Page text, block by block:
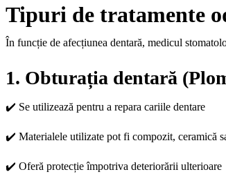
Tipuri de tratamente
În funcție de afecțiunea dentară, medicul
1. Obturația dentară
✔️ Se utilizează pentru a repara cariile dentare
✔️ Materialele utilizate pot fi compozit, ceramică
✔️ Oferă protecție împotriva deteriorării ulterioare